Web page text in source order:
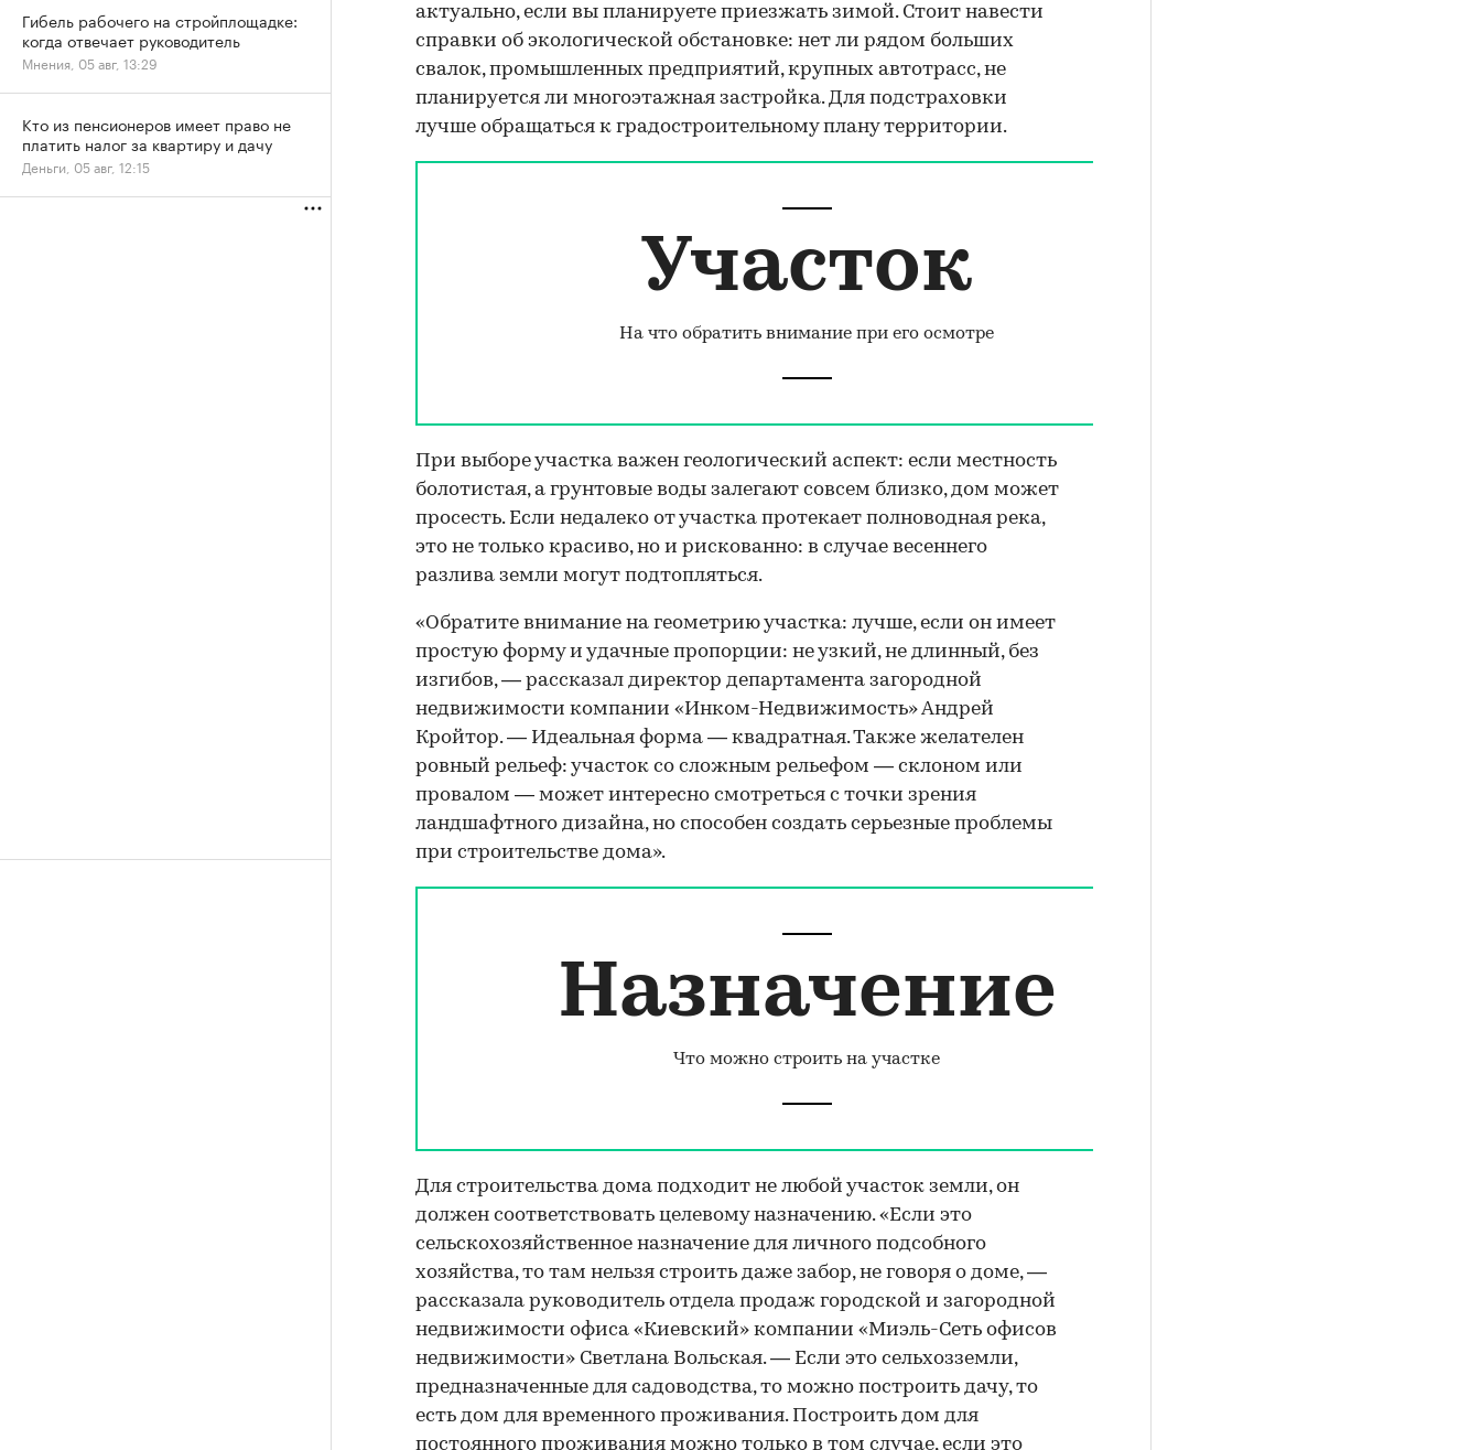
актуально, если вы планируете приезжать зимой. Стоит навести
справки об экологической обстановке: нет ли рядом больших
свалок, промышленных предприятий, крупных автотрасс, не
планируется ли многоэтажная застройка. Для подстраховки
лучше обращаться к градостроительному плану территории.
Участок
На что обратить внимание при его осмотре
При выборе участка важен геологический аспект: если местность
болотистая, а грунтовые воды залегают совсем близко, дом может
просесть. Если недалеко от участка протекает полноводная река,
это не только красиво, но и рискованно: в случае весеннего
разлива земли могут подтопляться.
«Обратите внимание на геометрию участка: лучше, если он имеет
простую форму и удачные пропорции: не узкий, не длинный, без
изгибов, — рассказал директор департамента загородной
недвижимости компании «Инком-Недвижимость» Андрей
Кройтор. — Идеальная форма — квадратная. Также желателен
ровный рельеф: участок со сложным рельефом — склоном или
провалом — может интересно смотреться с точки зрения
ландшафтного дизайна, но способен создать серьезные проблемы
при строительстве дома».
Назначение
Что можно строить на участке
Для строительства дома подходит не любой участок земли, он
должен соответствовать целевому назначению. «Если это
сельскохозяйственное назначение для личного подсобного
хозяйства, то там нельзя строить даже забор, не говоря о доме, —
рассказала руководитель отдела продаж городской и загородной
недвижимости офиса «Киевский» компании «Миэль-Сеть офисов
недвижимости» Светлана Вольская. — Если это сельхозземли,
предназначенные для садоводства, то можно построить дачу, то
есть дом для временного проживания. Построить дом для
постоянного проживания можно только в том случае, если это
Гибель рабочего на стройплощадке:
когда отвечает руководитель
Мнения, 05 авг, 13:29
Кто из пенсионеров имеет право не
платить налог за квартиру и дачу
Деньги, 05 авг, 12:15